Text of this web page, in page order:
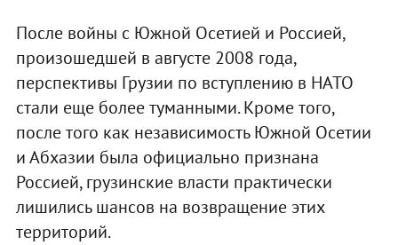
После войны с Южной Осетией и Россией,
произошедшей в августе 2008 года,
перспективы Грузии по вступлению в НАТО
стали еще более туманными. Кроме того,
после того как независимость Южной Осетии
и Абхазии была официально признана
Россией, грузинские власти практически
лишились шансов на возвращение этих
территорий.